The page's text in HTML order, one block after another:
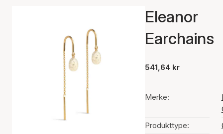
Eleanor
Earchains
541,64 kr
Merke:
Produkttype: